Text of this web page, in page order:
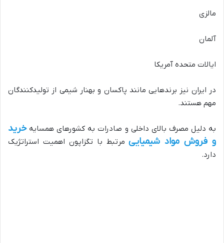
مالزی
آلمان
ایالات متحده آمریکا
در ایران نیز برندهایی مانند پاکسان و بهنار شیمی از تولیدکنندگان
مهم هستند.
به دلیل مصرف بالای داخلی و صادرات به کشورهای همسایهخرید
و فروش مواد شیمیاییمرتبط با تگزاپون اهمیت استراتژیک
دارد.